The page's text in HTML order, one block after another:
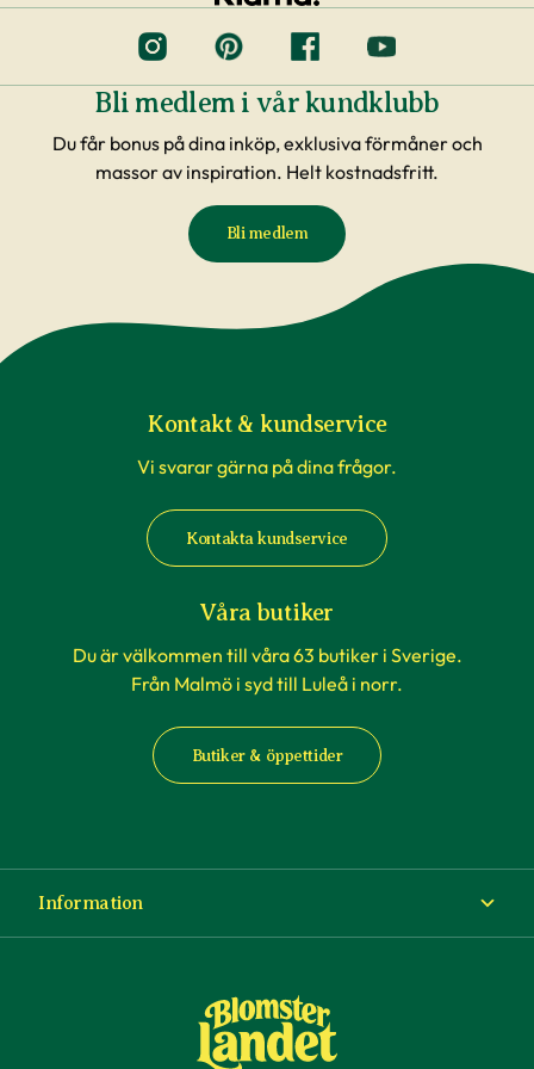
Bli medlem i vår kundklubb
Du får bonus på dina inköp, exklusiva förmåner och
massor av inspiration. Helt kostnadsfritt.
Bli medlem
Kontakt & kundservice
Vi svarar gärna på dina frågor.
Kontakta kundservice
Våra butiker
Du är välkommen till våra 63 butiker i Sverige.
Från Malmö i syd till Luleå i norr.
Butiker & öppettider
Information
Köp- och leveransvillkor